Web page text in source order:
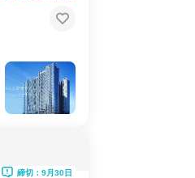
締切：9月30日